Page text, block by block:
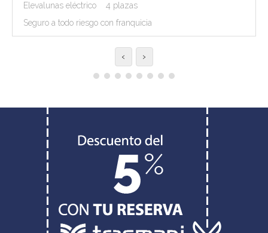
Elevalunas eléctrico
4 plazas
Seguro a todo riesgo con franquicia
‹ ›